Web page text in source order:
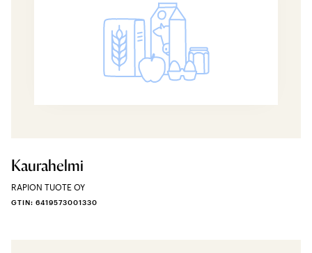
Kaurahelmi
RAPION TUOTE OY
GTIN: 6419573001330